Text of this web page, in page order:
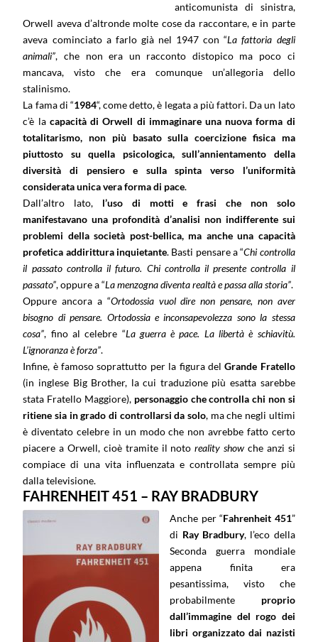
anticomunista di sinistra,
Orwell aveva d’altronde molte cose da raccontare, e in parte
aveva cominciato a farlo già nel 1947 con “La fattoria degli
animali”, che non era un racconto distopico ma poco ci
mancava, visto che era comunque un’allegoria dello
stalinismo.
La fama di “1984“, come detto, è legata a più fattori. Da un lato
c’è la capacità di Orwell di immaginare una nuova forma di
totalitarismo, non più basato sulla coercizione fisica ma
piuttosto su quella psicologica, sull’annientamento della
diversità di pensiero e sulla spinta verso l’uniformità
considerata unica vera forma di pace.
Dall’altro lato, l’uso di motti e frasi che non solo
manifestavano una profondità d’analisi non indifferente sui
problemi della società post-bellica, ma anche una capacità
profetica addirittura inquietante. Basti pensare a “Chi controlla
il passato controlla il futuro. Chi controlla il presente controlla il
passato”, oppure a “La menzogna diventa realtà e passa alla storia”.
Oppure ancora a “Ortodossia vuol dire non pensare, non aver
bisogno di pensare. Ortodossia e inconsapevolezza sono la stessa
cosa”, fino al celebre “La guerra è pace. La libertà è schiavitù.
L’ignoranza è forza”.
Infine, è famoso soprattutto per la figura delGrande Fratello
(in inglese Big Brother, la cui traduzione più esatta sarebbe
stata Fratello Maggiore), personaggio che controlla chi non si
ritiene sia in grado di controllarsi da solo, ma che negli ultimi
è diventato celebre in un modo che non avrebbe fatto certo
piacere a Orwell, cioè tramite il notoreality show che anzi si
compiace di una vita influenzata e controllata sempre più
dalla televisione.
FAHRENHEIT 451 – RAY BRADBURY
Anche per “Fahrenheit 451”
di Ray Bradbury, l’eco della
Seconda guerra mondiale
appena finita era
pesantissima, visto che
probabilmente proprio
dall’immagine del rogo dei
libri organizzato dai nazisti